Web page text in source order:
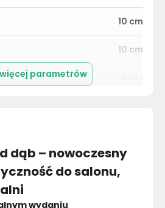
10 cm
10 cm
Brązowy
parametrów
dąb – nowoczesny
do salonu,
wydaniu